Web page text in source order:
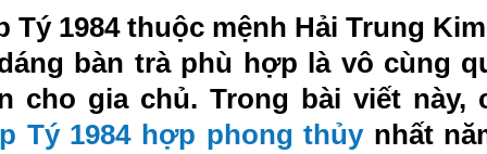
1984 thuộc mệnh Hải Trung
bàn trà phù hợp là vô cùng
cho gia chủ. Trong bài viết này,
Tý 1984 hợp phong thủynhất